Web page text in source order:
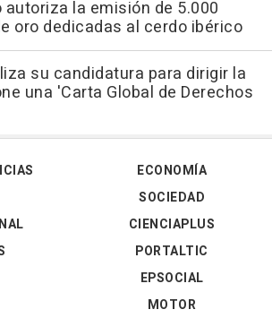
autoriza la emisión de 5.000
oro dedicadas al cerdo ibérico
su candidatura para dirigir la
una 'Carta Global de Derechos
ECONOMÍA
SOCIEDAD
CIENCIAPLUS
PORTALTIC
EPSOCIAL
MOTOR